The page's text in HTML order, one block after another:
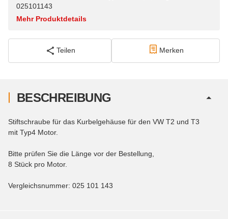
025101143
Mehr Produktdetails
Teilen Merken
BESCHREIBUNG
Stiftschraube für das Kurbelgehäuse für den VW T2 und T3
mit Typ4 Motor.
Bitte prüfen Sie die Länge vor der Bestellung,
8 Stück pro Motor.
Vergleichsnummer: 025 101 143